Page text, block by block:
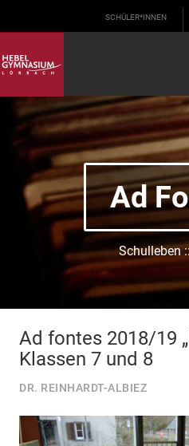
SCHÜLER*INNEN
Ad
Schulleben
Ad fontes 2018/19
Klassen 7 und 8
DR. REINHARDT-ALBIEZ